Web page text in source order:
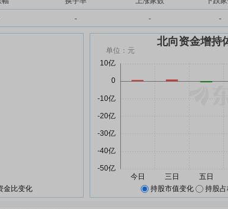
- - -
金比变化 持股市值变化 持股